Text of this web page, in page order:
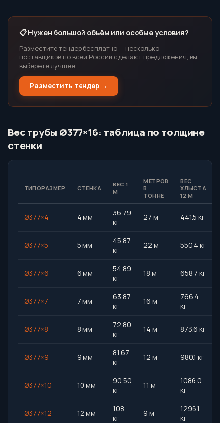
📋 Нужен большой объём или особые условия?
Разместите тендер бесплатно — несколько
поставщиков по всей России сделают предложения, вы
выберете лучшее.
Разместить тендер →
Вес трубы Ø377×16: таблица по толщине
стенки
ТИПОРАЗМЕР СТЕНКА
ВЕС 1
М
МЕТРОВ
В
ТОННЕ
ВЕС
ХЛЫСТА
12 М
Ø377×4 4 мм
36.79
кг
27 м 441.5 кг
Ø377×5 5 мм
45.87
кг
22 м 550.4 кг
Ø377×6 6 мм
54.89
кг
18 м 658.7 кг
Ø377×7 7 мм
63.87
кг
16 м
766.4
кг
Ø377×8 8 мм
72.80
кг
14 м 873.6 кг
Ø377×9 9 мм
81.67
кг
12 м 980.1 кг
Ø377×10 10 мм
90.50
кг
11 м
1086.0
кг
Ø377×12 12 мм
108
кг
9 м
1296.1
кг